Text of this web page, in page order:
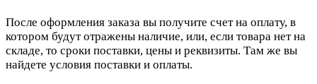
После оформления заказа вы получите счет на оплату, в
котором будут отражены наличие, или, если товара нет на
складе, то сроки поставки, цены и реквизиты. Там же вы
найдете условия поставки и оплаты.